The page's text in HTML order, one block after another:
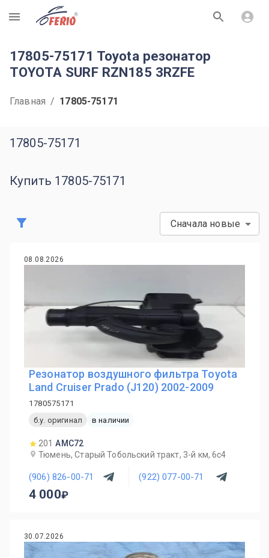
R
17805-75171 Toyota резонатор
TOYOTA SURF RZN185 3RZFE
Главная / 17805-75171
17805-75171
Купить 17805-75171
Сначала новые
08.08.2026
Резонатор воздушного фильтра Toyota
Land Cruiser Prado (J120) 2002-2009
1780575171
б.у. оригинал
в наличии
201 AMC72
Тюмень, Старый Тобольский тракт, 3-й км, 6с4
(906) 826-00-71 (922) 077-00-71
4 000
30.07.2026